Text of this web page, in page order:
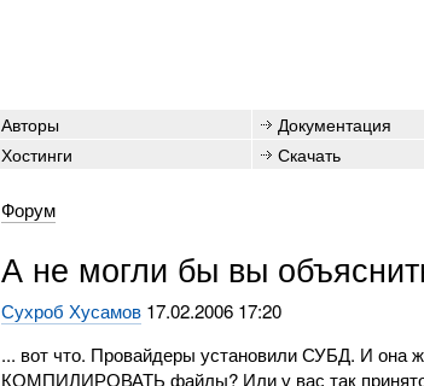
Авторы Документация
Хостинги Скачать
Форум
А не могли бы вы
Сухроб Хусамов 17.02.2006 17:20
... вот что. Провайдеры установили СУБД. И она
КОМПИЛИРОВАТЬ файлы? Или у вас так принято